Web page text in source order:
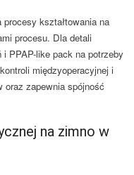
procesy kształtowania na
procesu. Dla detali
PPAP-like pack na potrzeby
międzyoperacyjnej i
oraz zapewnia spójność
na zimno w